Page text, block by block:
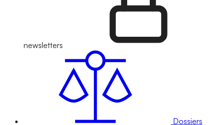
newsletters
Dossiers